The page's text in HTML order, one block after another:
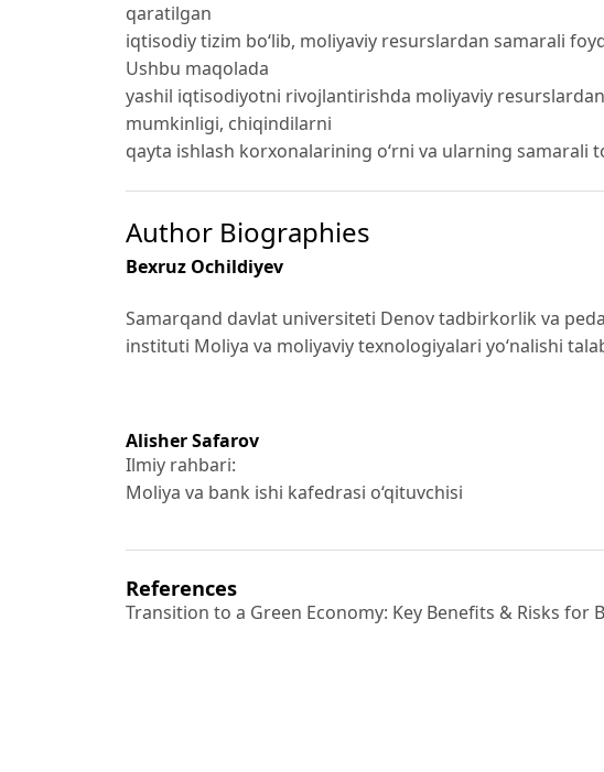
qaratilgan
iqtisodiy tizim bo‘lib, moliyaviy resurslardan samarali
Ushbu maqolada
yashil iqtisodiyotni rivojlantirishda moliyaviy
mumkinligi, chiqindilarni
qayta ishlash korxonalarining o‘rni va ularning
Author Biographies
Bexruz Ochildiyev
Samarqand davlat universiteti Denov tadbirkorlik va
instituti Moliya va moliyaviy texnologiyalari yo‘nalishi
Alisher Safarov
Ilmiy rahbari:
Moliya va bank ishi kafedrasi o‘qituvchisi
References
Transition to a Green Economy: Key Benefits & Risks for